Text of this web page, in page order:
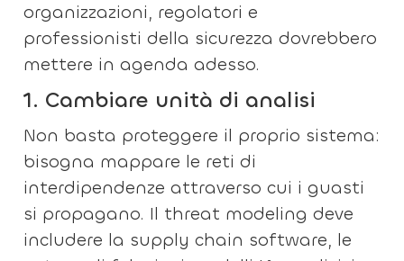
organizzazioni, regolatori e
professionisti della sicurezza dovrebbero
mettere in agenda adesso.
1. Cambiare unità di analisi
Non basta proteggere il proprio sistema:
bisogna mappare le reti di
interdipendenze attraverso cui i guasti
si propagano. Il threat modeling deve
includere la supply chain software, le